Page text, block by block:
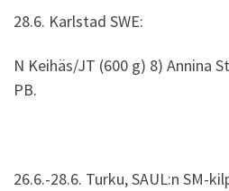
28.6. Karlstad SWE:
N Keihäs/JT (600 g) 8) Annina
PB.
26.6.-28.6. Turku, SAUL:n SM-